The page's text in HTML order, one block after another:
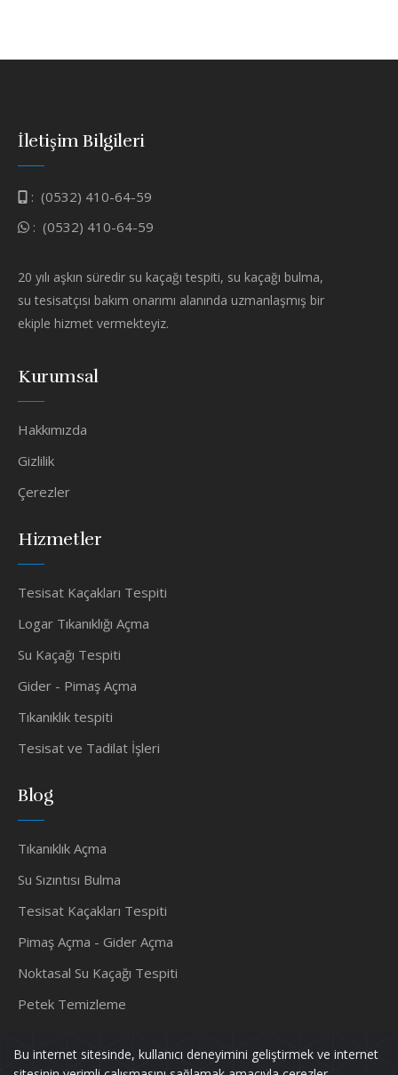
Bu internet sitesinde, kullanıcı deneyimini geliştirmek ve internet
İletişim Bilgileri
: (0532) 410-64-59
: (0532) 410-64-59
20 yılı aşkın süredir su kaçağı tespiti, su kaçağı bulma,
su tesisatçısı bakım onarımı alanında uzmanlaşmış bir
ekiple hizmet vermekteyiz.
Kurumsal
Hakkımızda
Gizlilik
Çerezler
Hizmetler
Tesisat Kaçakları Tespiti
Logar Tıkanıklığı Açma
Su Kaçağı Tespiti
Gider - Pimaş Açma
Tıkanıklık tespiti
Tesisat ve Tadilat İşleri
Blog
Tıkanıklık Açma
Su Sızıntısı Bulma
Tesisat Kaçakları Tespiti
Pimaş Açma - Gider Açma
Noktasal Su Kaçağı Tespiti
Petek Temizleme